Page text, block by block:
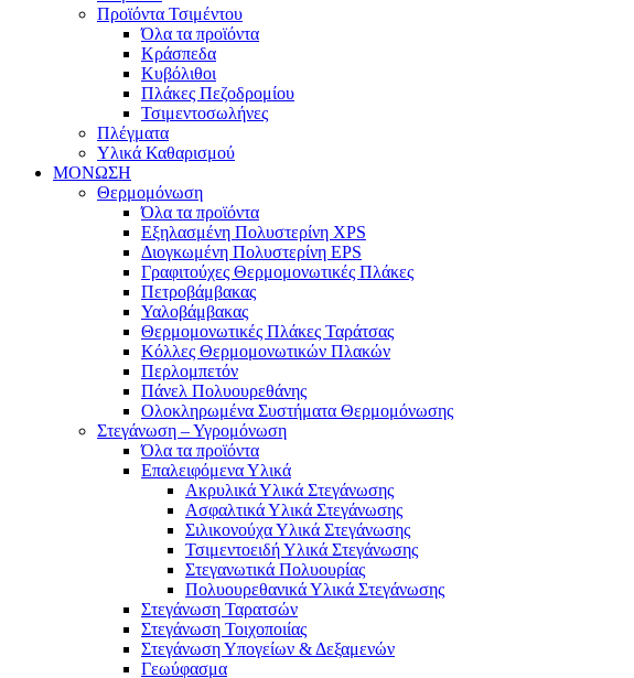
Προϊόντα Τσιμέντου
Όλα τα προϊόντα
Κράσπεδα
Κυβόλιθοι
Πλάκες Πεζοδρομίου
Τσιμεντοσωλήνες
Πλέγματα
Υλικά Καθαρισμού
ΜΟΝΩΣΗ
Θερμομόνωση
Όλα τα προϊόντα
Εξηλασμένη Πολυστερίνη XPS
Διογκωμένη Πολυστερίνη EPS
Γραφιτούχες Θερμομονωτικές Πλάκες
Πετροβάμβακας
Υαλοβάμβακας
Θερμομονωτικές Πλάκες Ταράτσας
Κόλλες Θερμομονωτικών Πλακών
Περλομπετόν
Πάνελ Πολυουρεθάνης
Ολοκληρωμένα Συστήματα Θερμομόνωσης
Στεγάνωση – Υγρομόνωση
Όλα τα προϊόντα
Επαλειφόμενα Υλικά
Ακρυλικά Υλικά Στεγάνωσης
Ασφαλτικά Υλικά Στεγάνωσης
Σιλικονούχα Υλικά Στεγάνωσης
Τσιμεντοειδή Υλικά Στεγάνωσης
Στεγανωτικά Πολυουρίας
Πολυουρεθανικά Υλικά Στεγάνωσης
Στεγάνωση Ταρατσών
Στεγάνωση Τοιχοποιίας
Στεγάνωση Υπογείων & Δεξαμενών
Γεωύφασμα